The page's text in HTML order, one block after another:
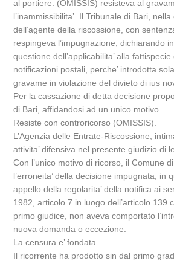
al portiere. (OMISSIS) resisteva al
l’inammissibilita’. Il Tribunale di Bari,
dell’agente della riscossione, con
respingeva l’impugnazione, dichiarando
questione dell’applicabilita’ alla
notificazioni postali, perche’ introdotta
gravame in violazione del divieto di ius
Per la cassazione di detta decisione
di Bari, affidandosi ad un unico motivo.
Resiste con controricorso (OMISSIS).
L’Agenzia delle Entrate-Riscossione,
attivita’ difensiva nel presente giudizio di
Con l’unico motivo di ricorso, il Comune
l’erroneita’ della decisione impugnata, in
appello della regolarita’ della notifica ai
1982, articolo 7 in luogo dell’articolo 139
primo giudice, non aveva comportato
nuova domanda o eccezione.
La censura e’ fondata.
Il ricorrente ha prodotto sin dal primo